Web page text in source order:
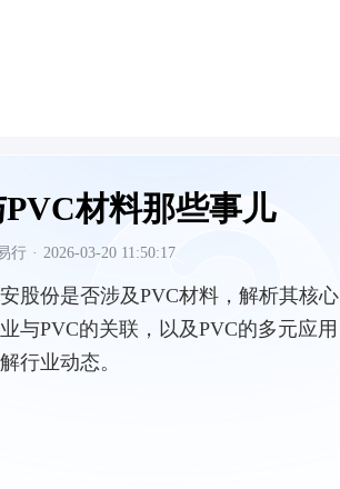
材料那些事儿
行 · 2026-03-20 11:50:17
股份是否涉及PVC材料，解析其核心
与PVC的关联，以及PVC的多元应用
行业动态。